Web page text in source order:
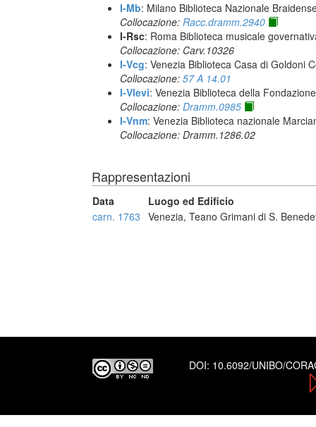
I-Mb: Milano Biblioteca Nazionale
Collocazione: Racc.dramm.2940
I-Rsc: Roma Biblioteca musicale
Collocazione: Carv.10326
I-Vcg: Venezia Biblioteca Casa di Goldoni
Collocazione: 57 A 14.01
I-Vlevi: Venezia Biblioteca della
Collocazione: Dramm.0985
I-Vnm: Venezia Biblioteca nazionale
Collocazione: Dramm.1286.02
Rappresentazioni
Data
Luogo ed Edificio
carn. 1763 Venezia, Teano Grimani di S.
DOI: 10.6092/UNIBO/